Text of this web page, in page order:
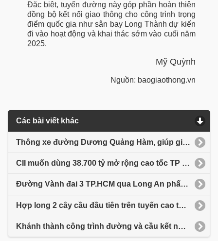
Đặc biệt, tuyến đường này góp phần hoàn thiện
đồng bộ kết nối giao thông cho công trình trọng
điểm quốc gia như sân bay Long Thành dự kiến
đi vào hoạt động và khai thác sớm vào cuối năm
2025.
Mỹ Quỳnh
Nguồn: baogiaothong.vn
Các bài viết khác
Thông xe đường Dương Quảng Hàm, giúp giảm ùn tắc khu vực Gò Vấp
CII muốn dùng 38.700 tỷ mở rộng cao tốc TP HCM - Trung Lương - Mỹ Thuận
Đường Vành đai 3 TP.HCM qua Long An phấn đấu thông xe kỹ thuật cuối năm 2025
Hợp long 2 cây cầu đầu tiên trên tuyến cao tốc Châu Đốc - Cần Thơ - Sóc Trăng
Khánh thành công trình đường và cầu kết nối Bình Dương - Tây Ninh: Kết nối vùng, thúc đẩy phát triển